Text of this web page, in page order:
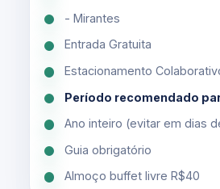
- Mirantes
Entrada Gratuita
Estacionamento
Período recomendado
Ano inteiro (evitar em dias
Guia obrigatório
Almoço buffet livre R$40